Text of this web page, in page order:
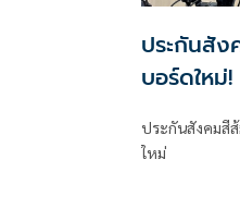
ประกันสังคมฟา
บอร์ดใหม่!
ประกันสังคมสี
ใหม่